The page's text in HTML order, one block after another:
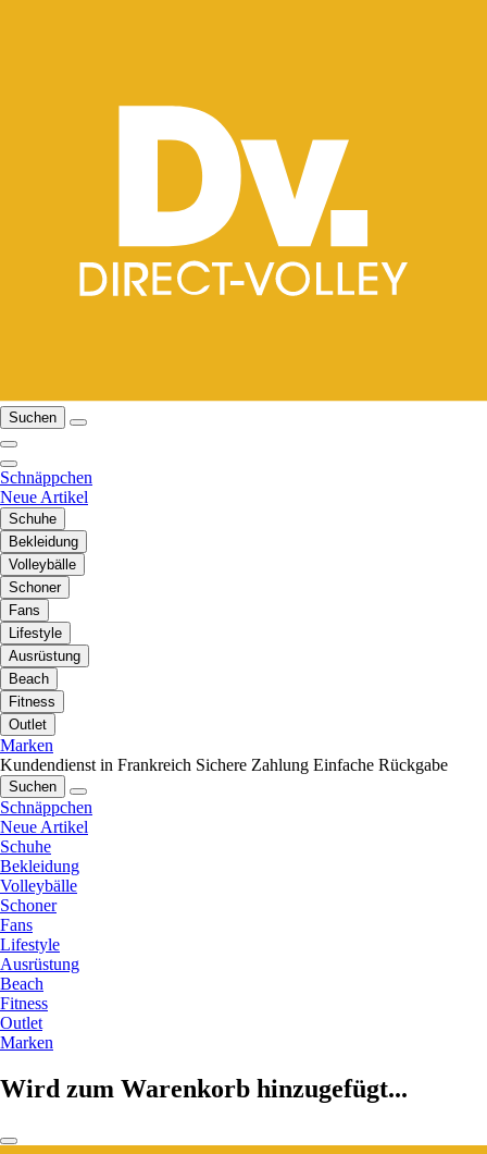
Suchen
Schnäppchen
Neue Artikel
Schuhe
Bekleidung
Volleybälle
Schoner
Fans
Lifestyle
Ausrüstung
Beach
Fitness
Outlet
Marken
Kundendienst in Frankreich Sichere Zahlung Einfache Rückgabe
Suchen
Schnäppchen
Neue Artikel
Schuhe
Bekleidung
Volleybälle
Schoner
Fans
Lifestyle
Ausrüstung
Beach
Fitness
Outlet
Marken
Wird zum Warenkorb hinzugefügt...